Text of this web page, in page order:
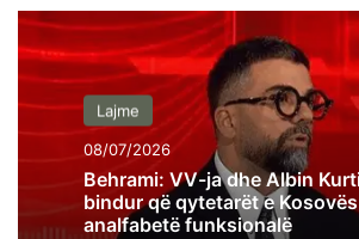
Lajme
08/07/2026
Behrami: VV-ja dhe Albin
bindur që qytetarët e
analfabetë funksionalë